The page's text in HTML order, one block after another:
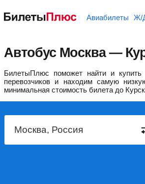
Авиабилеты Ж/
Автобус Москва —
БилетыПлюс поможет найти и
перевозчиков и находим самую
минимальная стоимость билета до